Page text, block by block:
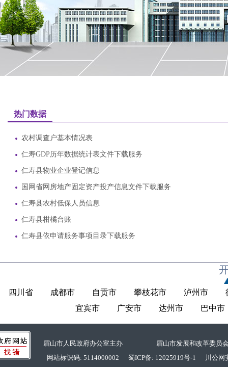
热门数据
农村调查户基本情况表
仁寿GDP历年数据统计表文件下载服务
仁寿县物业企业登记信息
国网省网房地产固定资产投产信息文件下载服务
仁寿县农村低保人员信息
仁寿县柑橘台账
仁寿县依申请服务事项目录下载服务
四川省 成都市 自贡市 攀枝花市 泸州市
宜宾市
广安市 达州市 巴中市
眉山市人民政府办公室主办 眉山市发展和改革委
网站标识码: 5114000002 蜀ICP备: 12025919号-1 川公网